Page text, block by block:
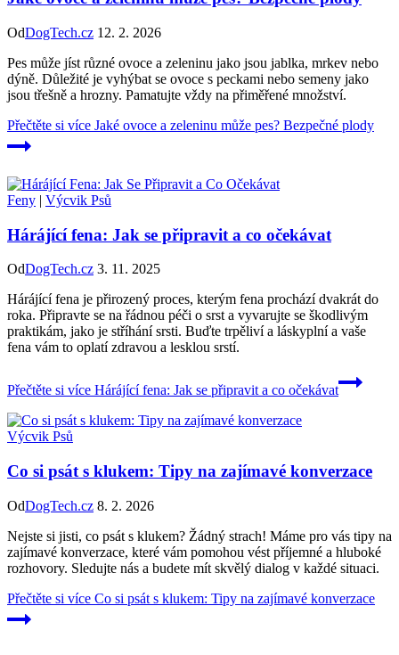
OdDogTech.cz 12. 2. 2026
Pes může jíst různé ovoce a zeleninu jako jsou jablka, mrkev nebo
dýně. Důležité je vyhýbat se ovoce s peckami nebo semeny jako
jsou třešně a hrozny. Pamatujte vždy na přiměřené množství.
Přečtěte si více Jaké ovoce a zeleninu může pes? Bezpečné plody
Feny | Výcvik Psů
Hárájící fena: Jak se připravit a co očekávat
OdDogTech.cz 3. 11. 2025
Hárájící fena je přirozený proces, kterým fena prochází dvakrát do
roka. Připravte se na řádnou péči o srst a vyvarujte se škodlivým
praktikám, jako je stříhání srsti. Buďte trpěliví a láskyplní a vaše
fena vám to oplatí zdravou a lesklou srstí.
Přečtěte si více Hárájící fena: Jak se připravit a co očekávat
Výcvik Psů
Co si psát s klukem: Tipy na zajímavé konverzace
OdDogTech.cz 8. 2. 2026
Nejste si jisti, co psát s klukem? Žádný strach! Máme pro vás tipy na
zajímavé konverzace, které vám pomohou vést příjemné a hluboké
rozhovory. Sledujte nás a budete mít skvělý dialog v každé situaci.
Přečtěte si více Co si psát s klukem: Tipy na zajímavé konverzace